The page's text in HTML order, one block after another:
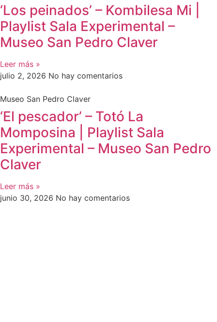
‘Los peinados’ – Kombilesa Mi |
Playlist Sala Experimental –
Museo San Pedro Claver
Leer más »
julio 2, 2026 No hay comentarios
Museo San Pedro Claver
‘El pescador’ – Totó La
Momposina | Playlist Sala
Experimental – Museo San Pedro
Claver
Leer más »
junio 30, 2026 No hay comentarios